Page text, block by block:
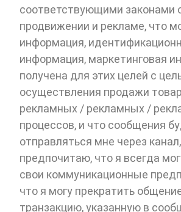
соответствующими законами
продвижении и рекламе, что
информация,
информация, маркетинговая
получена для этих целей с
осуществления продажи
рекламных / рекламных /
процессов, и что сообщения
отправляться мне через
предпочитаю, что я всегда
свои коммуникационные
что я могу прекратить
транзакцию, указанную в